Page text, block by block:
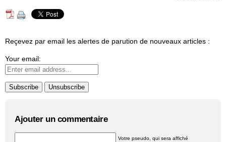
Reçevez par email les alertes de parution de nouveaux articles :
Your email:
Ajouter un commentaire
Votre pseudo, qui sera affiché